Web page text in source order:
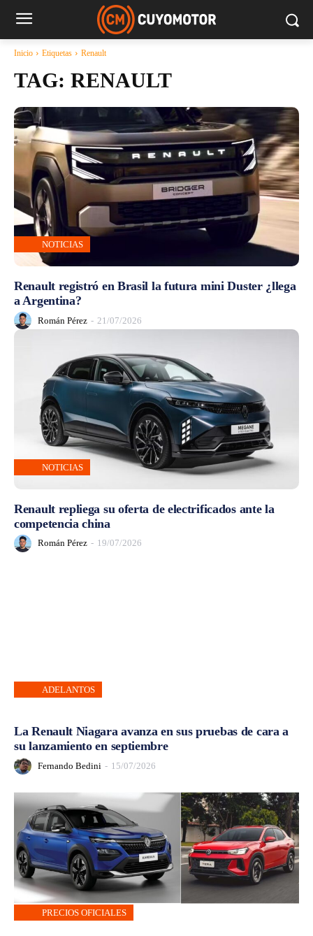
Inicio Etiquetas Renault
TAG: RENAULT
NOTICIAS
Renault registró en Brasil la futura mini Duster ¿llega
a Argentina?
Román Pérez - 21/07/2026
NOTICIAS
Renault repliega su oferta de electrificados ante la
competencia china
Román Pérez - 19/07/2026
ADELANTOS
La Renault Niagara avanza en sus pruebas de cara a
su lanzamiento en septiembre
Fernando Bedini - 15/07/2026
PRECIOS OFICIALES